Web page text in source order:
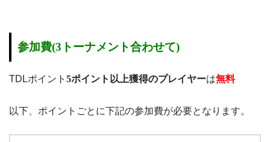
参加費(3トーナメント合わせて)
TDLポイント 5ポイント以上獲得のプレイヤーは無料
以下、ポイントごとに下記の参加費が必要となります。